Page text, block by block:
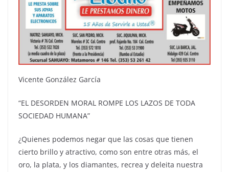
Vicente González García
“EL DESORDEN MORAL ROMPE LOS LAZOS DE TODA
SOCIEDAD HUMANA”
¿Quienes podemos negar que las cosas que tienen
cierto brillo y atractivo, como son entre otras más, el
oro, la plata, y los diamantes, recrea y deleita nuestra